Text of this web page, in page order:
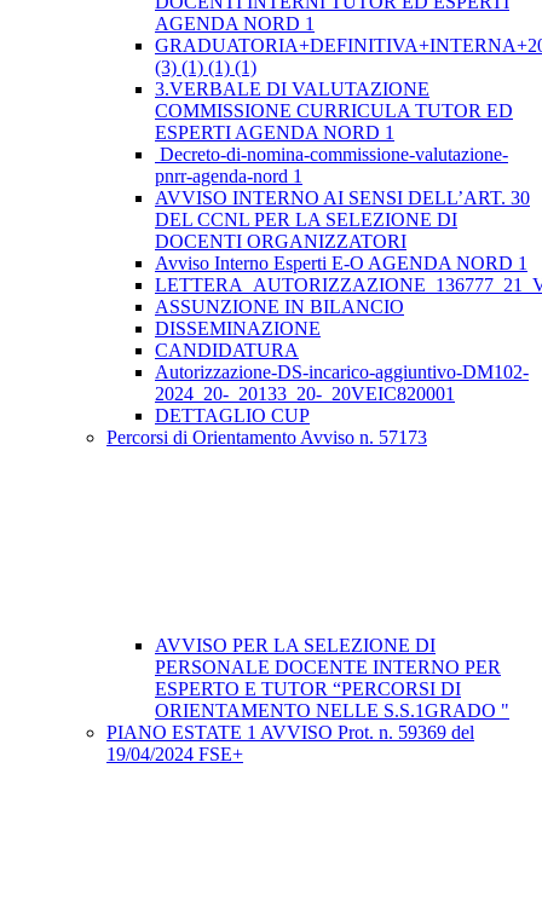
AGENDA NORD 1
(3) (1) (1) (1)
3.VERBALE DI VALUTAZIONE
COMMISSIONE CURRICULA TUTOR ED
ESPERTI AGENDA NORD 1
Decreto-di-nomina-commissione-valutazione-
pnrr-agenda-nord 1
AVVISO INTERNO AI SENSI DELL’ART. 30
DEL CCNL PER LA SELEZIONE DI
DOCENTI ORGANIZZATORI
Avviso Interno Esperti E-O AGENDA NORD 1
ASSUNZIONE IN BILANCIO
DISSEMINAZIONE
CANDIDATURA
Autorizzazione-DS-incarico-aggiuntivo-DM102-
2024_20-_20133_20-_20VEIC820001
DETTAGLIO CUP
Percorsi di Orientamento Avviso n. 57173
AVVISO PER LA SELEZIONE DI
PERSONALE DOCENTE INTERNO PER
ESPERTO E TUTOR “PERCORSI DI
ORIENTAMENTO NELLE S.S.1GRADO "
PIANO ESTATE 1 AVVISO Prot. n. 59369 del
19/04/2024 FSE+